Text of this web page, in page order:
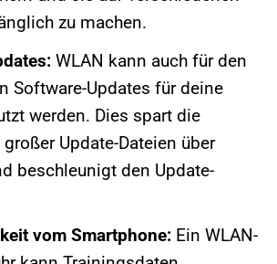
zu machen.
WLAN kann auch für den
Software-Updates für deine
werden. Dies spart die
Update-Dateien über
beschleunigt den Update-
vom Smartphone:Ein WLAN-